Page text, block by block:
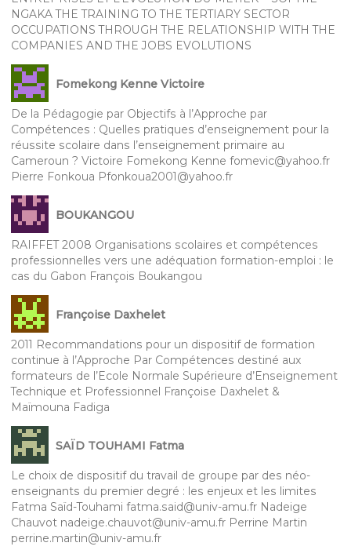
NGAKA THE TRAINING TO THE TERTIARY SECTOR
OCCUPATIONS THROUGH THE RELATIONSHIP WITH THE
COMPANIES AND THE JOBS EVOLUTIONS
Fomekong Kenne Victoire
De la Pédagogie par Objectifs à l’Approche par
Compétences : Quelles pratiques d’enseignement pour la
réussite scolaire dans l’enseignement primaire au
Cameroun ? Victoire Fomekong Kenne fomevic@yahoo.fr
Pierre Fonkoua Pfonkoua2001@yahoo.fr
BOUKANGOU
RAIFFET 2008 Organisations scolaires et compétences
professionnelles vers une adéquation formation-emploi : le
cas du Gabon François Boukangou
Françoise Daxhelet
2011 Recommandations pour un dispositif de formation
continue à l’Approche Par Compétences destiné aux
formateurs de l’Ecole Normale Supérieure d’Enseignement
Technique et Professionnel Françoise Daxhelet &
Maïmouna Fadiga
SAÏD TOUHAMI Fatma
Le choix de dispositif du travail de groupe par des néo-
enseignants du premier degré : les enjeux et les limites
Fatma Saïd-Touhami fatma.said@univ-amu.fr Nadeige
Chauvot nadeige.chauvot@univ-amu.fr Perrine Martin
perrine.martin@univ-amu.fr